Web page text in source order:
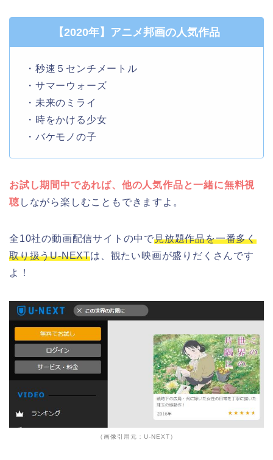
【2020年】アニメ邦画の人気作品
・秒速５センチメートル
・サマーウォーズ
・未来のミライ
・時をかける少女
・バケモノの子
お試し期間中であれば、他の人気作品と一緒に無料視
聴 しながら楽しむこともできますよ。
全10社の動画配信サイトの中で見放題作品を一番多く
取り扱うU-NEXTは、観たい映画が盛りだくさんです
よ！
（画像引用元：U-NEXT）